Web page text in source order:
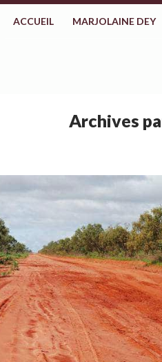
ACCUEIL
MARJOLAINE DEY
Archives